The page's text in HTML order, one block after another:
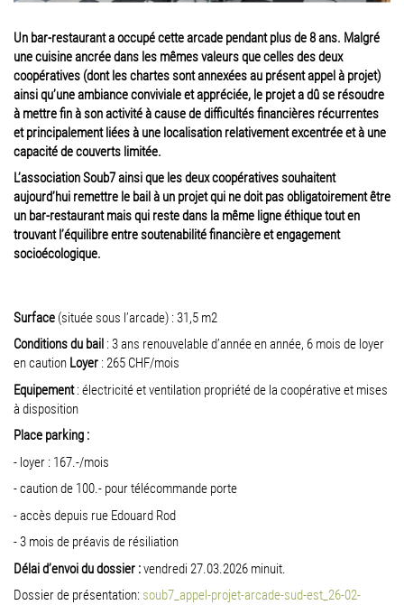
Un bar-restaurant a occupé cette arcade pendant plus de 8 ans. Malgré
une cuisine ancrée dans les mêmes valeurs que celles des deux
coopératives (dont les chartes sont annexées au présent appel à projet)
ainsi qu’une ambiance conviviale et appréciée, le projet a dû se résoudre
à mettre fin à son activité à cause de difficultés financières récurrentes
et principalement liées à une localisation relativement excentrée et à une
capacité de couverts limitée.
L’association Soub7 ainsi que les deux coopératives souhaitent
aujourd’hui remettre le bail à un projet qui ne doit pas obligatoirement être
un bar-restaurant mais qui reste dans la même ligne éthique tout en
trouvant l’équilibre entre soutenabilité financière et engagement
socioécologique.
Surface (située sous l’arcade) : 31,5 m2
Conditions du bail : 3 ans renouvelable d’année en année, 6 mois de loyer
en caution Loyer : 265 CHF/mois
Equipement: électricité et ventilation propriété de la coopérative et mises
à disposition
Place parking :
- loyer : 167.-/mois
- caution de 100.- pour télécommande porte
- accès depuis rue Edouard Rod
- 3 mois de préavis de résiliation
Délai d’envoi du dossier :vendredi 27.03.2026 minuit.
Dossier de présentation: soub7_appel-projet-arcade-sud-est_26-02-